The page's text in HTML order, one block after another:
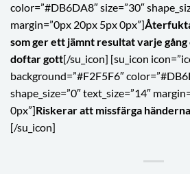
color=”#DB6DA8″ size=”30″
margin=”0px 20px 5px 0px”]
som ger ett jämnt resultat varje gång
doftar gott[/su_icon] [su_icon
background=”#F2F5F6″
shape_size=”0″ text_size=”14″
0px”]Riskerar att missfärga
[/su_icon]